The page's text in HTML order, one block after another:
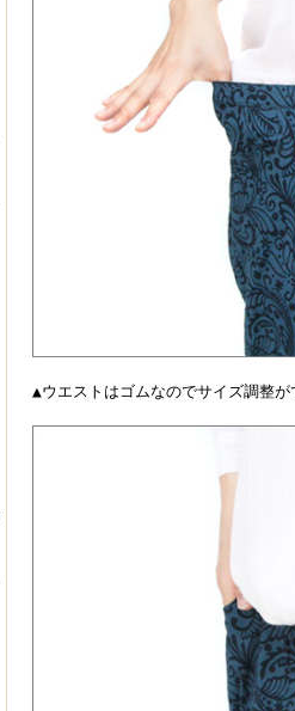
▲ウエストはゴムなのでサイズ調整